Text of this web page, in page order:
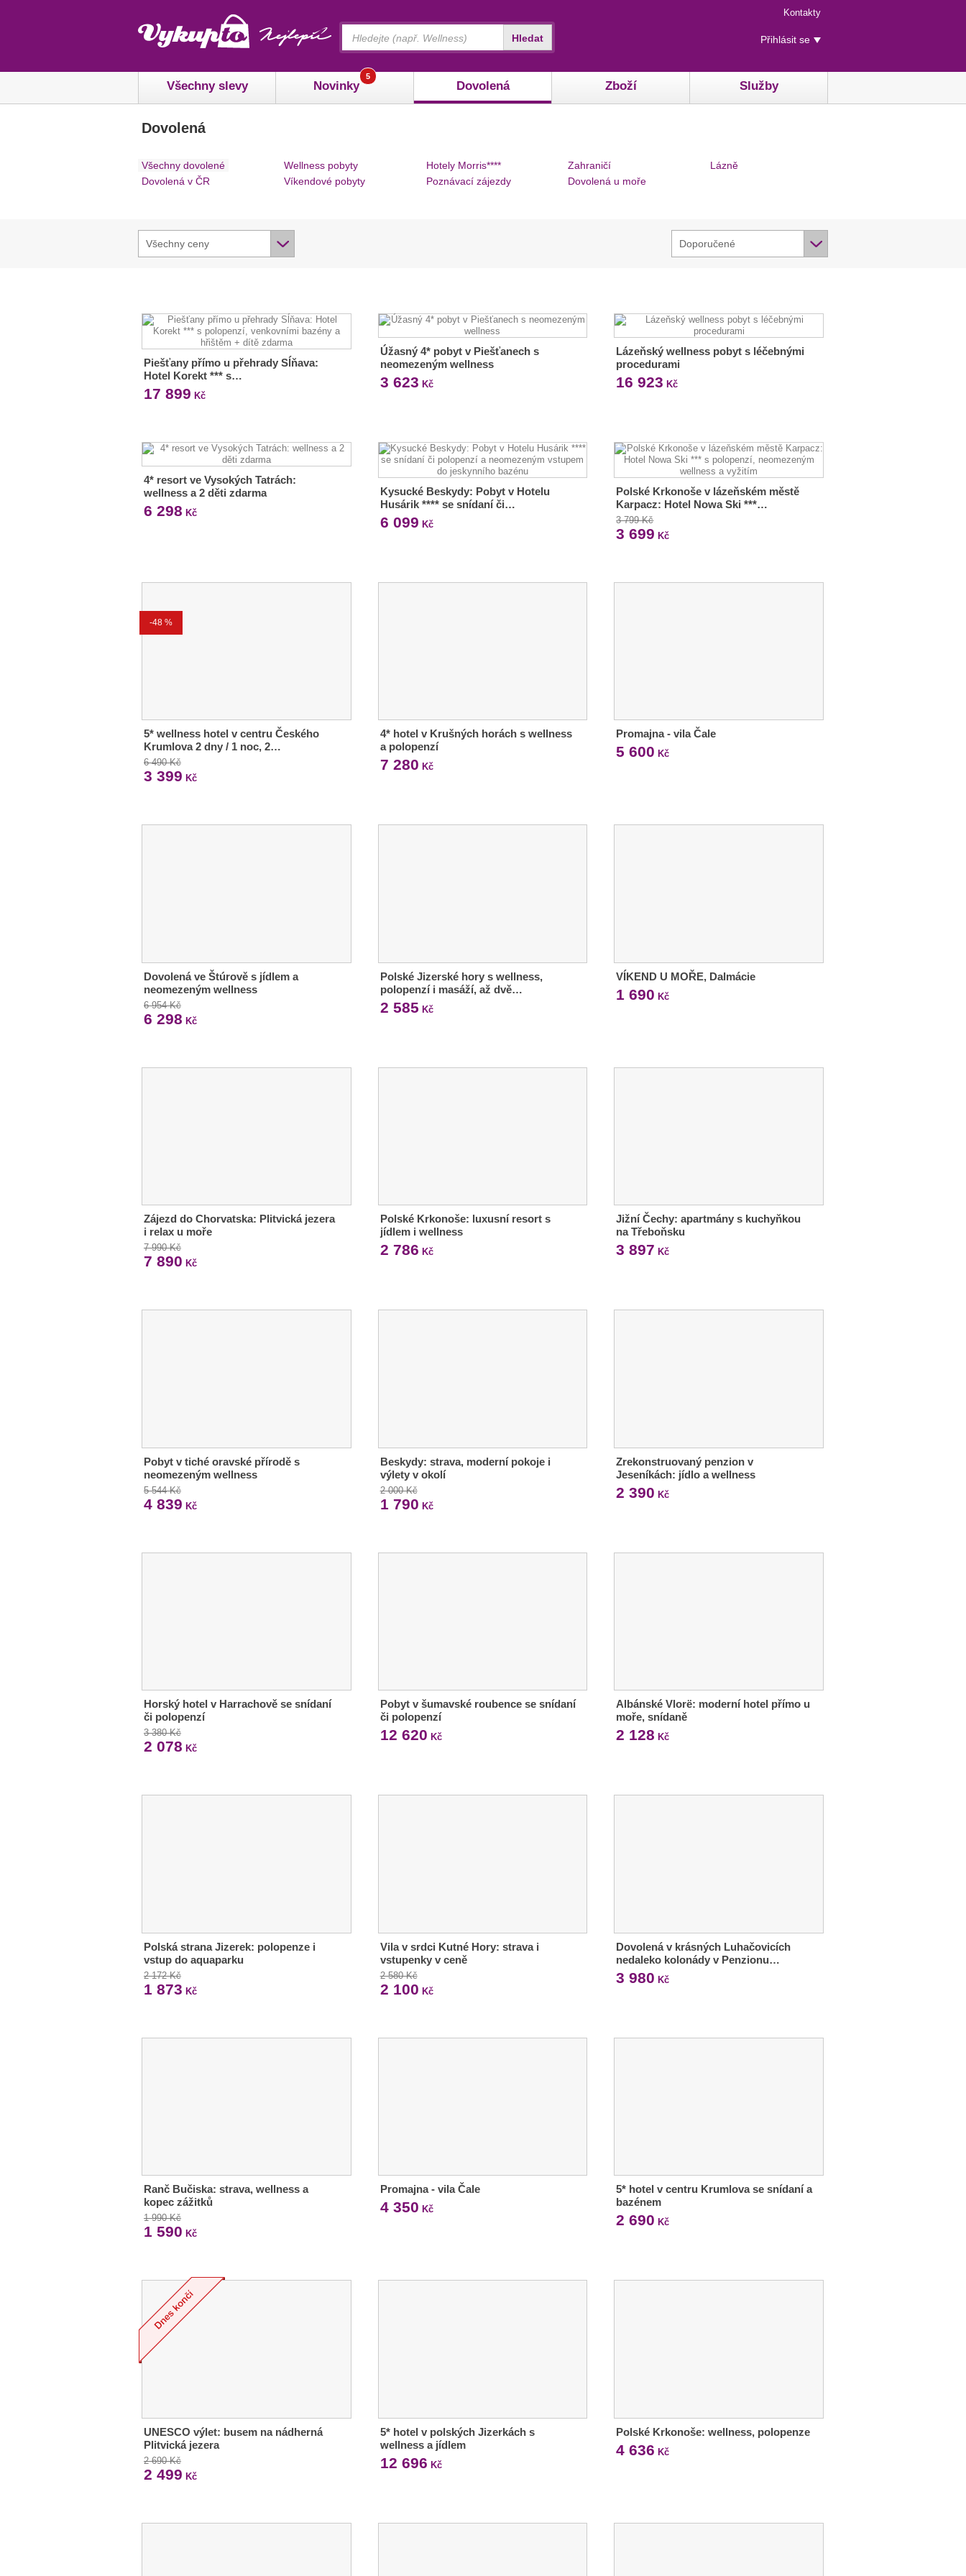
Menu
rychlého
přístupu
Kontakty
Uživatelské
menu
Přihlásit se
Všechny slevy Novinky
5
Dovolená Zboží Služby
Hledat
Dovolená
Všechny dovolené
Dovolená v ČR
Wellness pobyty
Víkendové pobyty
Hotely Morris****
Poznávací zájezdy
Zahraničí
Dovolená u moře
Lázně
Všechny ceny Doporučené
Piešťany přímo u přehrady Sĺňava:
Hotel Korekt *** s…
17 899 Kč
Úžasný 4* pobyt v Piešťanech s
neomezeným wellness
3 623 Kč
Lázeňský wellness pobyt s léčebnými
procedurami
16 923 Kč
4* resort ve Vysokých Tatrách:
wellness a 2 děti zdarma
6 298 Kč
Kysucké Beskydy: Pobyt v Hotelu
Husárik **** se snídaní či…
6 099 Kč
Polské Krkonoše v lázeňském městě
Karpacz: Hotel Nowa Ski ***…
3 799 Kč
3 699 Kč
-48 %
5* wellness hotel v centru Českého
Krumlova 2 dny / 1 noc, 2…
6 490 Kč
3 399 Kč
4* hotel v Krušných horách s wellness
a polopenzí
7 280 Kč
Promajna - vila Čale
5 600 Kč
Dovolená ve Štúrově s jídlem a
neomezeným wellness
6 954 Kč
6 298 Kč
Polské Jizerské hory s wellness,
polopenzí i masáží, až dvě…
2 585 Kč
VÍKEND U MOŘE, Dalmácie
1 690 Kč
Zájezd do Chorvatska: Plitvická jezera
i relax u moře
7 990 Kč
7 890 Kč
Polské Krkonoše: luxusní resort s
jídlem i wellness
2 786 Kč
Jižní Čechy: apartmány s kuchyňkou
na Třeboňsku
3 897 Kč
Pobyt v tiché oravské přírodě s
neomezeným wellness
5 544 Kč
4 839 Kč
Beskydy: strava, moderní pokoje i
výlety v okolí
2 000 Kč
1 790 Kč
Zrekonstruovaný penzion v
Jeseníkách: jídlo a wellness
2 390 Kč
Horský hotel v Harrachově se snídaní
či polopenzí
3 380 Kč
2 078 Kč
Pobyt v šumavské roubence se snídaní
či polopenzí
12 620 Kč
Albánské Vlorë: moderní hotel přímo u
moře, snídaně
2 128 Kč
Polská strana Jizerek: polopenze i
vstup do aquaparku
2 172 Kč
1 873 Kč
Vila v srdci Kutné Hory: strava i
vstupenky v ceně
2 580 Kč
2 100 Kč
Dovolená v krásných Luhačovicích
nedaleko kolonády v Penzionu…
3 980 Kč
Ranč Bučiska: strava, wellness a
kopec zážitků
1 990 Kč
1 590 Kč
Promajna - vila Čale
4 350 Kč
5* hotel v centru Krumlova se snídaní a
bazénem
2 690 Kč
UNESCO výlet: busem na nádherná
Plitvická jezera
2 690 Kč
2 499 Kč
5* hotel v polských Jizerkách s
wellness a jídlem
12 696 Kč
Polské Krkonoše: wellness, polopenze
4 636 Kč